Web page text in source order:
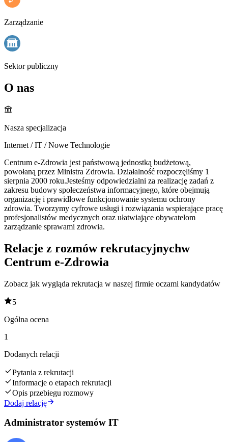
Zarządzanie
Sektor publiczny
O nas
Nasza specjalizacja
Internet / IT / Nowe Technologie
Centrum e-Zdrowia jest państwową jednostką budżetową,
powołaną przez Ministra Zdrowia. Działalność rozpoczęliśmy 1
sierpnia 2000 roku.Jesteśmy odpowiedzialni za realizację zadań z
zakresu budowy społeczeństwa informacyjnego, które obejmują
organizację i prawidłowe funkcjonowanie systemu ochrony
zdrowia. Tworzymy cyfrowe usługi i rozwiązania wspierające pracę
profesjonalistów medycznych oraz ułatwiające obywatelom
zarządzanie sprawami zdrowia.
Relacje z rozmów rekrutacyjnychw
Centrum e-Zdrowia
Zobacz jak wygląda rekrutacja w naszej firmie oczami kandydatów
5
Ogólna ocena
1
Dodanych relacji
Pytania z rekrutacji
Informacje o etapach rekrutacji
Opis przebiegu rozmowy
Dodaj relację
Administrator systemów IT